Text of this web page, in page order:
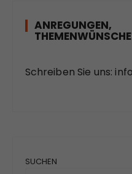
ANREGUNGEN,
Schreiben Sie uns:
SUCHEN